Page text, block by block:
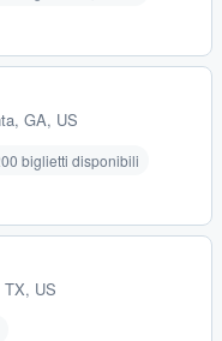
GA, US
biglietti disponibili
TX, US